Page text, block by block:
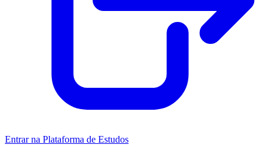
Entrar na Plataforma de Estudos